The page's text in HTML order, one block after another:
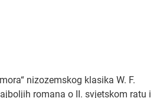
nizozemskog klasika W. F.
romana o II. svjetskom ratu i